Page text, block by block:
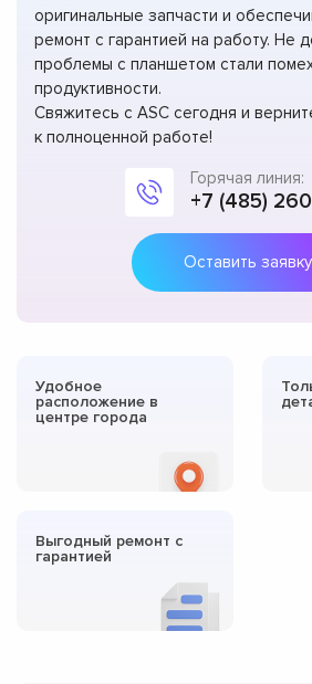
оригинальные запчасти и
ремонт с гарантией на работу. Не
проблемы с планшетом стали
продуктивности.
Свяжитесь с ASC сегодня и
к полноценной работе!
Горячая линия:
+7 (485)
Оставить заявку
Удобное
расположение в
центре города
Выгодный ремонт с
гарантией